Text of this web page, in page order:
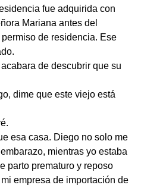
fue adquirida con
Mariana antes del
de residencia. Ese
de descubrir que su
dime que este viejo está
esa casa. Diego no solo me
mientras yo estaba
parto prematuro y reposo
empresa de importación de